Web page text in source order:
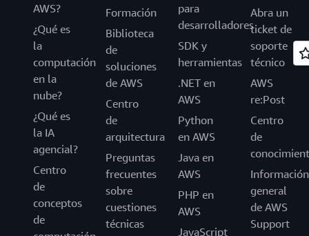
AWS?
¿Qué es
la
computación
en la
nube?
¿Qué es
la IA
agencial?
Centro
de
conceptos
de
Formación
Biblioteca
de
soluciones
de AWS
Centro
de
arquitectura
Preguntas
frecuentes
sobre
cuestiones
técnicas
para
desarrolladores
SDK y
herramientas
.NET en
AWS
Python
en AWS
Java en
AWS
PHP en
AWS
JavaScript
Abra un
ticket de
soporte
técnico
AWS
re:Post
Centro
de
Información
general
de AWS
Support